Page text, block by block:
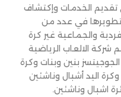
تقديم الخدمات وإكتشاف
في عدد من
والجماعية غير كرة
شركة الالعاب الرياضية
الجوجيتسز بنين وبنات وكرة
اليد أشبال وناشئين
اشبال وناشئين.